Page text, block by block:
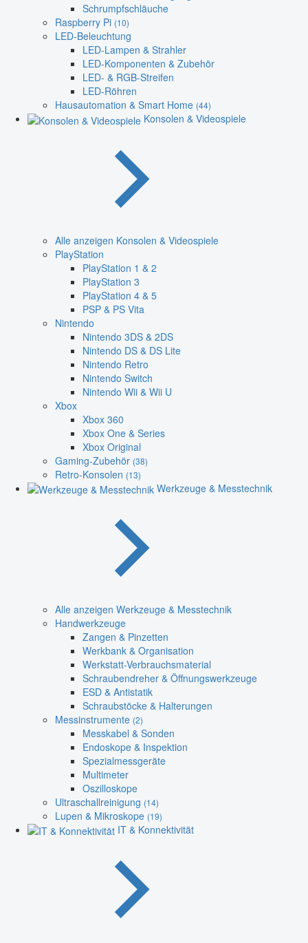
Schrumpfschläuche
Raspberry Pi (10)
LED-Beleuchtung
LED-Lampen & Strahler
LED-Komponenten & Zubehör
LED- & RGB-Streifen
LED-Röhren
Hausautomation & Smart Home (44)
Konsolen & Videospiele
Alle anzeigen Konsolen & Videospiele
PlayStation
PlayStation 1 & 2
PlayStation 3
PlayStation 4 & 5
PSP & PS Vita
Nintendo
Nintendo 3DS & 2DS
Nintendo DS & DS Lite
Nintendo Retro
Nintendo Switch
Nintendo Wii & Wii U
Xbox
Xbox 360
Xbox One & Series
Xbox Original
Gaming-Zubehör (38)
Retro-Konsolen (13)
Werkzeuge & Messtechnik
Alle anzeigen Werkzeuge & Messtechnik
Handwerkzeuge
Zangen & Pinzetten
Werkbank & Organisation
Werkstatt-Verbrauchsmaterial
Schraubendreher & Öffnungswerkzeuge
ESD & Antistatik
Schraubstöcke & Halterungen
Messinstrumente (2)
Messkabel & Sonden
Endoskope & Inspektion
Spezialmessgeräte
Multimeter
Oszilloskope
Ultraschallreinigung (14)
Lupen & Mikroskope (19)
IT & Konnektivität